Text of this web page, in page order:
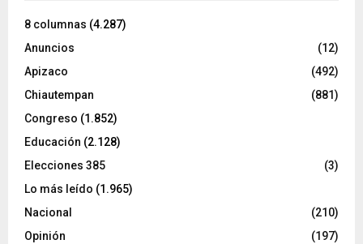
8 columnas (4.287)
Anuncios
(12)
Apizaco
(492)
Chiautempan
(881)
Congreso (1.852)
Educación (2.128)
Elecciones 385
(3)
Lo más leído (1.965)
Nacional
(210)
Opinión
(197)